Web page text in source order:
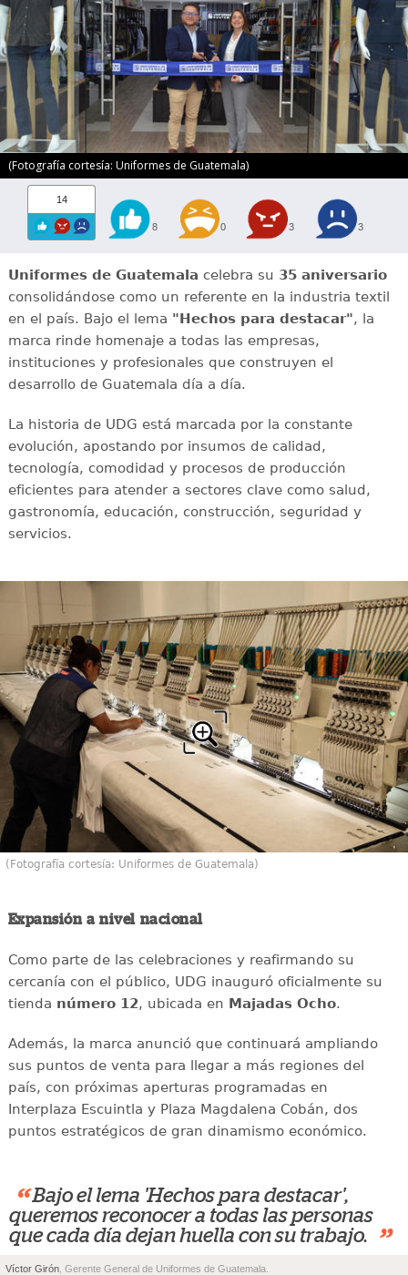
(Fotografía cortesía: Uniformes de Guatemala)
14
8 0 3 3
Uniformes de Guatemala celebra su 35 aniversario
consolidándose como un referente en la industria textil
en el país. Bajo el lema "Hechos para destacar", la
marca rinde homenaje a todas las empresas,
instituciones y profesionales que construyen el
desarrollo de Guatemala día a día.
La historia de UDG está marcada por la constante
evolución, apostando por insumos de calidad,
tecnología, comodidad y procesos de producción
eficientes para atender a sectores clave como salud,
gastronomía, educación, construcción, seguridad y
servicios.
(Fotografía cortesía: Uniformes de Guatemala)
Expansión a nivel nacional
Como parte de las celebraciones y reafirmando su
cercanía con el público, UDG inauguró oficialmente su
tienda número 12, ubicada en Majadas Ocho.
Además, la marca anunció que continuará ampliando
sus puntos de venta para llegar a más regiones del
país, con próximas aperturas programadas en
Interplaza Escuintla y Plaza Magdalena Cobán, dos
puntos estratégicos de gran dinamismo económico.
“ Bajo el lema 'Hechos para destacar',
queremos reconocer a todas las personas
que cada día dejan huella con su trabajo.
”
Víctor Girón , Gerente General de Uniformes de Guatemala.